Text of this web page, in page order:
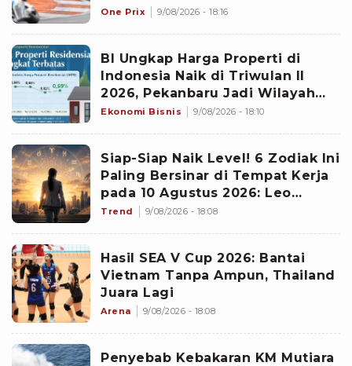
One Prix 9/08/2026 - 18:16
BI Ungkap Harga Properti di
Indonesia Naik di Triwulan II
2026, Pekanbaru Jadi Wilayah
Paling Mencolok
Ekonomi Bisnis 9/08/2026 - 18:10
Siap-Siap Naik Level! 6 Zodiak Ini
Paling Bersinar di Tempat Kerja
pada 10 Agustus 2026: Leo
Emban Peran Penting
Trend 9/08/2026 - 18:08
Hasil SEA V Cup 2026: Bantai
Vietnam Tanpa Ampun, Thailand
Juara Lagi
Arena 9/08/2026 - 18:08
Penyebab Kebakaran KM Mutiara